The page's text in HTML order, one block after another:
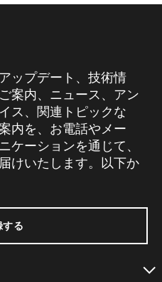
ップデート、技術情
案内、ニュース、アン
ス、関連トピックな
内を、お電話やメー
ケーションを通じて、
けいたします。以下か
する